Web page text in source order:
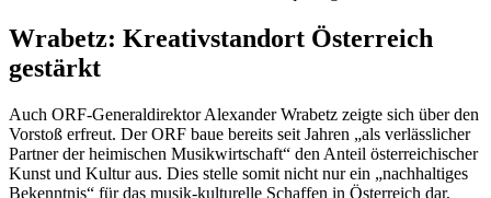
Wrabetz: Kreativstandort Österreich
gestärkt
Auch ORF-Generaldirektor Alexander Wrabetz zeigte sich über den
Vorstoß erfreut. Der ORF baue bereits seit Jahren „als verlässlicher
Partner der heimischen Musikwirtschaft“ den Anteil österreichischer
Kunst und Kultur aus. Dies stelle somit nicht nur ein „nachhaltiges
Bekenntnis“ für das musik-kulturelle Schaffen in Österreich dar,